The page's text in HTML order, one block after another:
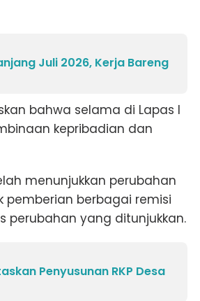
Juli 2026, Kerja Bareng
bahwa selama di Lapas I
kepribadian dan
menunjukkan perubahan
pemberian berbagai remisi
yang ditunjukkan.
Penyusunan RKP Desa